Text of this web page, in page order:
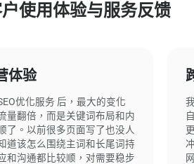
户使用体验与服务反馈
体验
优化服务 后，最大的变化
量翻倍，而是关键词布局和内
了。以前很多页面写了也没人
道该怎么围绕主词和长尾词持
和沟通都比较顺，对需要稳步